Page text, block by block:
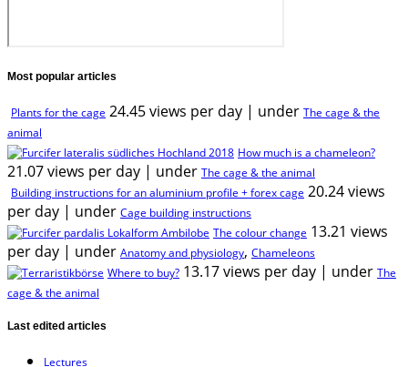
Most popular articles
Plants for the cage 24.45 views per day | under The cage & the
animal
How much is a chameleon?
21.07 views per day | under The cage & the animal
Building instructions for an aluminium profile + forex cage 20.24 views
per day | under Cage building instructions
The colour change 13.21 views
per day | under Anatomy and physiology, Chameleons
Where to buy? 13.17 views per day | under The
cage & the animal
Last edited articles
Lectures